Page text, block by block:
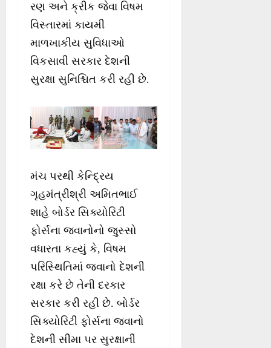
રણ અને ક્રીક જેવા વિષમ
વિસ્તારમાં કાયમી
માળખાકીય સુવિધાઓ
વિકસાવી સરકાર દેશની
સુરક્ષા સુનિશ્ચિત કરી રહી છે.
મંચ પરથી કેન્દ્રિય
ગૃહમંત્રીશ્રી અમિતભાઈ
શાહે બોર્ડર સિક્યોરિટી
ફોર્સના જવાનોનો જુસ્સો
વધારતા કહ્યું કે, વિષમ
પરિસ્થિતિમાં જવાનો દેશની
રક્ષા કરે છે તેની દરકાર
સરકાર કરી રહી છે. બોર્ડર
સિક્યોરિટી ફોર્સના જવાનો
દેશની સીમા પર સુરક્ષાની